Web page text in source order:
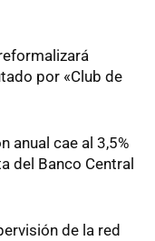
por «Club de
anual cae al 3,5%
del Banco Central
de la red